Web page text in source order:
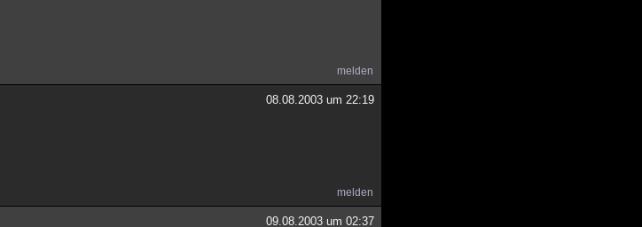
melden
08.08.2003 um 22:19
melden
09.08.2003 um 02:37